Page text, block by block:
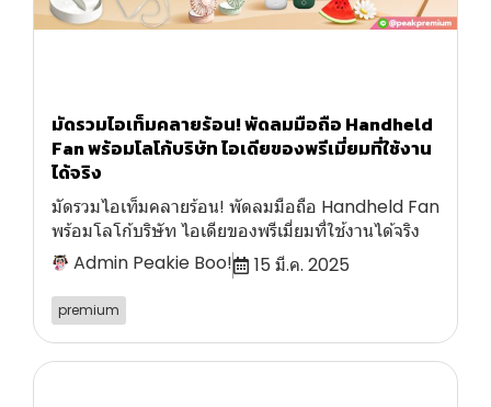
มัดรวมไอเท็มคลายร้อน! พัดลมมือถือ Handheld
Fan พร้อมโลโก้บริษัท ไอเดียของพรีเมี่ยมที่ใช้งาน
ได้จริง
มัดรวมไอเท็มคลายร้อน! พัดลมมือถือ Handheld Fan
พร้อมโลโก้บริษัท ไอเดียของพรีเมี่ยมที่ใช้งานได้จริง
Admin Peakie Boo!
15 มี.ค. 2025
premium